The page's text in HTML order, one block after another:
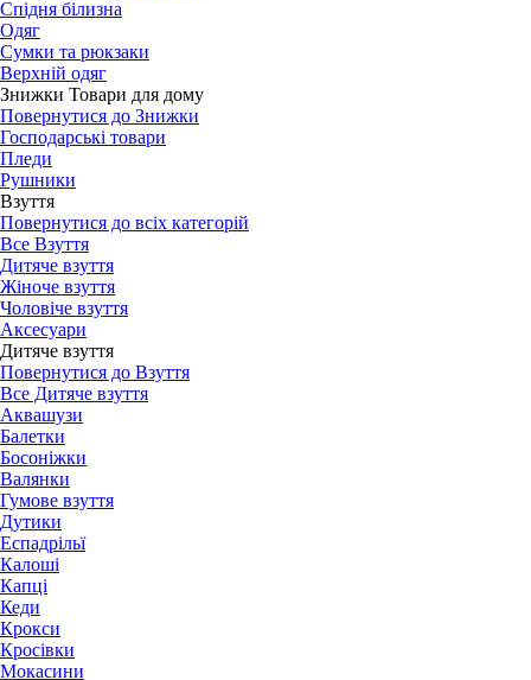
Спідня білизна
Одяг
Сумки та рюкзаки
Верхній одяг
Знижки Товари для дому
Повернутися до Знижки
Господарські товари
Пледи
Рушники
Взуття
Повернутися до всіх категорій
Все Взуття
Дитяче взуття
Жіноче взуття
Чоловіче взуття
Аксесуари
Дитяче взуття
Повернутися до Взуття
Все Дитяче взуття
Аквашузи
Балетки
Босоніжки
Валянки
Гумове взуття
Дутики
Еспадрільї
Калоші
Капці
Кеди
Крокси
Кросівки
Мокасини